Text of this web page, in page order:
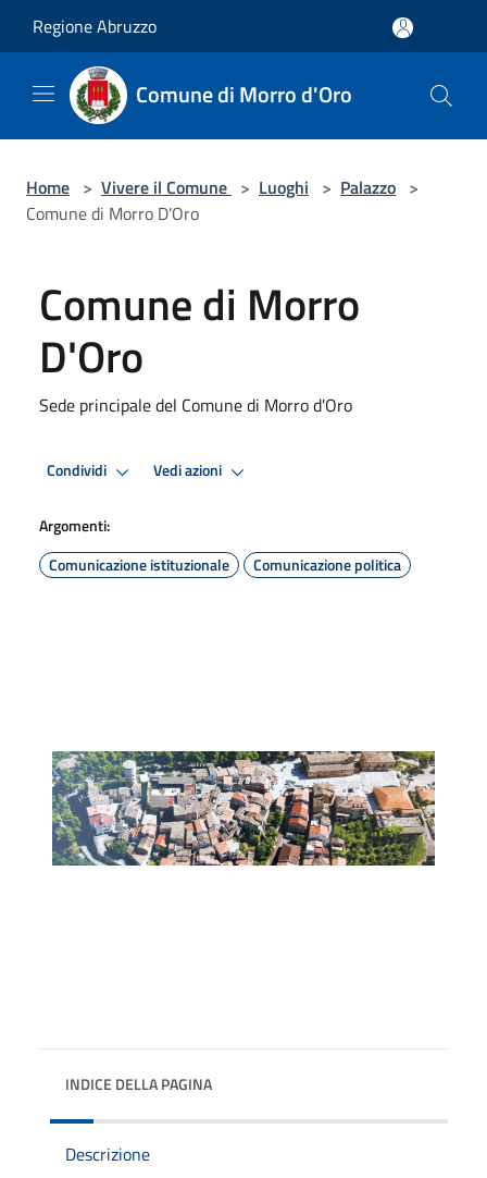
Regione Abruzzo
Comune di Morro d'Oro
Home > Vivere il Comune > Luoghi > Palazzo >
Comune di Morro D'Oro
Comune di Morro
D'Oro
Sede principale del Comune di Morro d'Oro
Condividi Vedi azioni
Argomenti:
Comunicazione istituzionale
Comunicazione politica
INDICE DELLA PAGINA
Descrizione